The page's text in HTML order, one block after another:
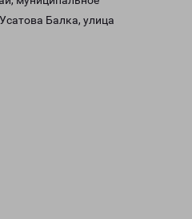
Балка, улица